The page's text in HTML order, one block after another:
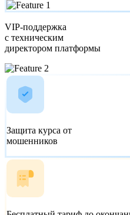
VIP-поддержка
с техническим
директором платформы
Защита курса от
мошенников